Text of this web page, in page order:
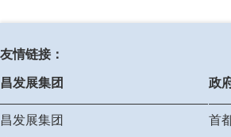
友情链接：
昌发展集团
昌发展集团
政
首